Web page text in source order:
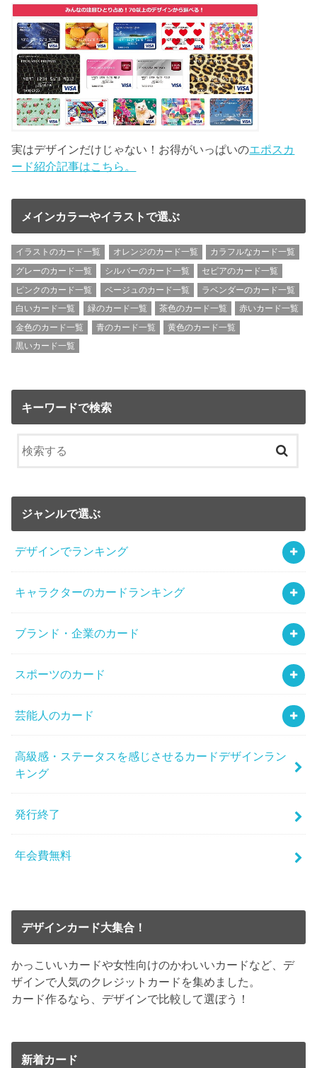
実はデザインだけじゃない！お得がいっぱいのエポスカ
ード紹介記事はこちら。
メインカラーやイラストで選ぶ
イラストのカード一覧 オレンジのカード一覧
カラフルなカード一覧
グレーのカード一覧
シルバーのカード一覧
セピアのカード一覧
ピンクのカード一覧
ベージュのカード一覧
ラベンダーのカード一覧
白いカード一覧
緑のカード一覧 茶色のカード一覧
赤いカード一覧
金色のカード一覧
青のカード一覧
黄色のカード一覧
黒いカード一覧
キーワードで検索
ジャンルで選ぶ
デザインでランキング
キャラクターのカードランキング
ブランド・企業のカード
スポーツのカード
芸能人のカード
高級感・ステータスを感じさせるカードデザインラン
キング
発行終了
年会費無料
デザインカード大集合！
かっこいいカードや女性向けのかわいいカードなど、デ
ザインで人気のクレジットカードを集めました。
カード作るなら、デザインで比較して選ぼう！
新着カード